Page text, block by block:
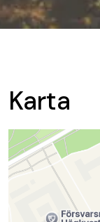
Karta